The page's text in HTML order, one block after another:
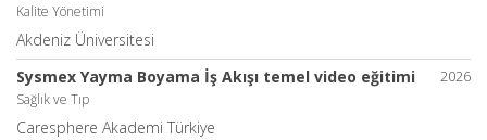
Kalite Yönetimi
Akdeniz Üniversitesi
2026
Sysmex Yayma Boyama İş Akışı temel video eğitimi
Sağlık ve Tıp
Caresphere Akademi Türkiye